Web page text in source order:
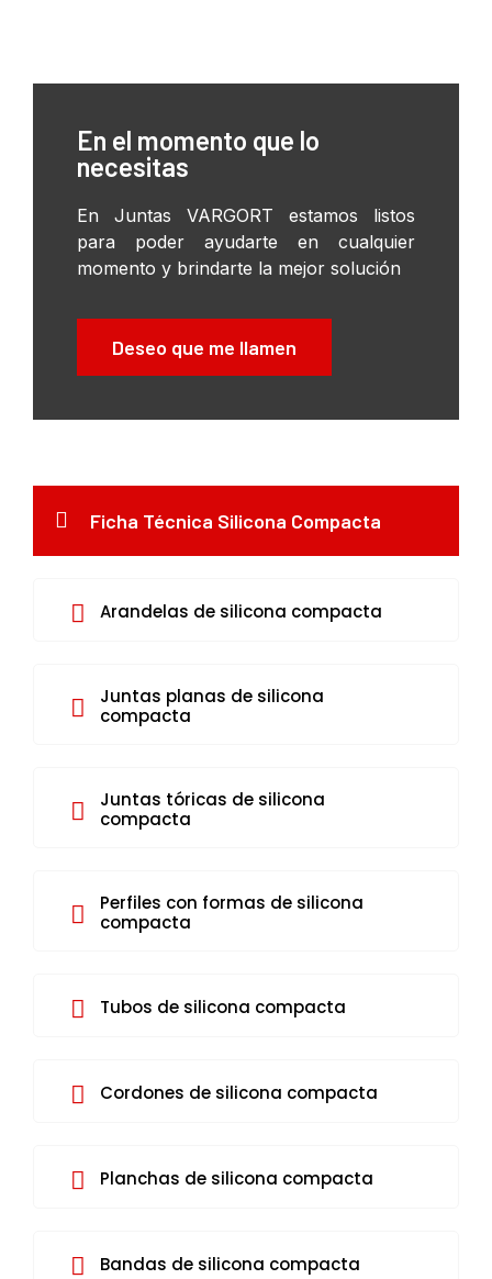
En el momento que lo
necesitas
En Juntas VARGORT estamos listos
para poder ayudarte en cualquier
momento y brindarte la mejor solución
Deseo que me llamen
Ficha Técnica Silicona Compacta
Arandelas de silicona compacta
Juntas planas de silicona
compacta
Juntas tóricas de silicona
compacta
Perfiles con formas de silicona
compacta
Tubos de silicona compacta
Cordones de silicona compacta
Planchas de silicona compacta
Bandas de silicona compacta